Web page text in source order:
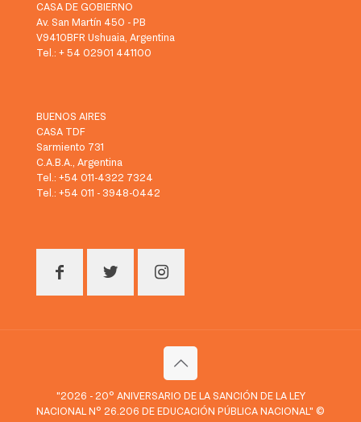
CASA DE GOBIERNO
Av. San Martín 450 - PB
V9410BFR Ushuaia, Argentina
Tel.: + 54 02901 441100
BUENOS AIRES
CASA TDF
Sarmiento 731
C.A.B.A., Argentina
Tel.: +54 011-4322 7324
Tel.: +54 011 - 3948-0442
"2026 - 20° ANIVERSARIO DE LA SANCIÓN DE LA LEY
NACIONAL N° 26.206 DE EDUCACIÓN PÚBLICA NACIONAL" ©